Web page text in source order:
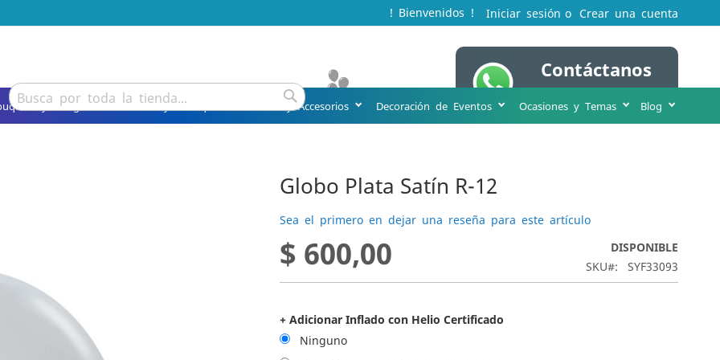
! Bienvenidos ! Iniciar sesión Crear una cuenta
Buscar
Buscar
Contáctanos
WA 316 231 8963
y Arreglos Detalles y Obsequios Fiesta y Accesorios Decoración de Eventos Ocasiones y Temas Blog
Globo Plata Satín R-12
Sea el primero en dejar una reseña para este artículo
$ 600,00 DISPONIBLE
SKU SYF33093
+ Adicionar Inflado con Helio Certificado
Ninguno